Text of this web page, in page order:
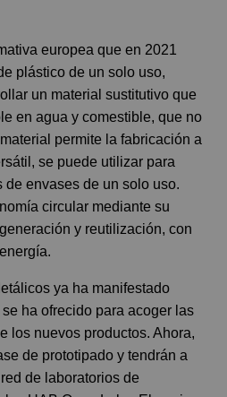
europea que en 2021
plástico de un solo uso,
un material sustitutivo que
en agua y comestible, que no
permite la fabricación a
se puede utilizar para
de envases de un solo uso.
circular mediante su
y reutilización, con
ya ha manifestado
ha ofrecido para acoger las
los nuevos productos. Ahora,
de prototipado y tendrán a
de laboratorios de